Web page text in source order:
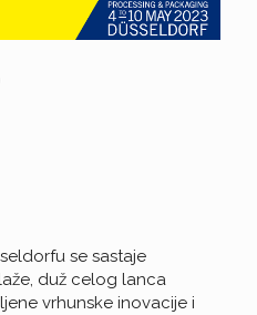
se sastaje
duž celog lanca
vrhunske inovacije i